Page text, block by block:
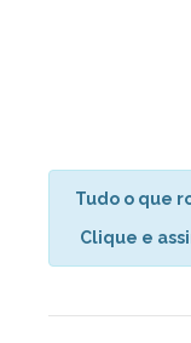
Tudo o que
Clique e